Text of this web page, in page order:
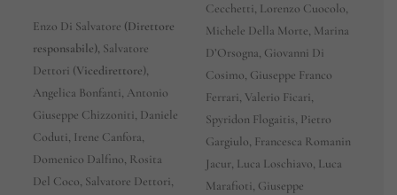
Enzo Di Salvatore (Direttore
responsabile), Salvatore
Dettori (Vicedirettore),
Angelica Bonfanti, Antonio
Giuseppe Chizzoniti, Daniele
Coduti, Irene Canfora,
Domenico Dalfino, Rosita
Del Coco, Salvatore Dettori,
Cecchetti, Lorenzo Cuocolo,
Michele Della Morte, Marina
D’Orsogna, Giovanni Di
Cosimo, Giuseppe Franco
Ferrari, Valerio Ficari,
Spyridon Flogaitis, Pietro
Gargiulo, Francesca Romanin
Jacur, Luca Loschiavo, Luca
Marafioti, Giuseppe